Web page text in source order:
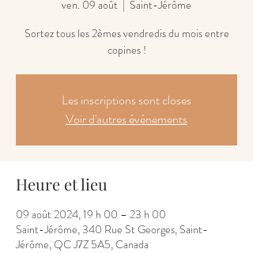
ven. 09 août
  |
Saint-Jérôme
Sortez tous les 2èmes vendredis du mois entre
copines !
Les inscriptions sont closes
Voir d'autres événements
Heure et lieu
09 août 2024, 19 h 00 – 23 h 00
Saint-Jérôme, 340 Rue St Georges, Saint-
Jérôme, QC J7Z 5A5, Canada